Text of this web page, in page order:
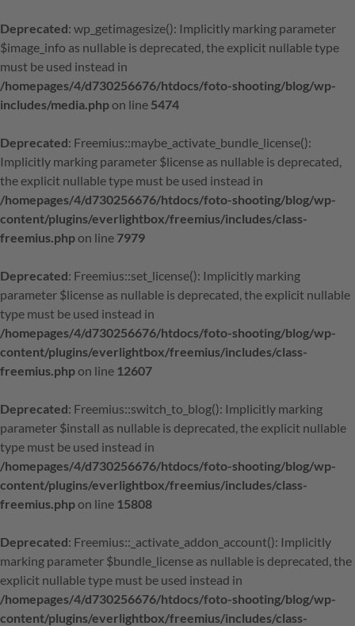
Deprecated: wp_getimagesize(): Implicitly marking parameter
$image_info as nullable is deprecated, the explicit nullable type
must be used instead in
/homepages/4/d730256676/htdocs/foto-shooting/blog/wp-
includes/media.phpon line 5474
Deprecated: Freemius::maybe_activate_bundle_license():
Implicitly marking parameter $license as nullable is deprecated,
the explicit nullable type must be used instead in
/homepages/4/d730256676/htdocs/foto-shooting/blog/wp-
content/plugins/everlightbox/freemius/includes/class-
freemius.phpon line 7979
Deprecated: Freemius::set_license(): Implicitly marking
parameter $license as nullable is deprecated, the explicit nullable
type must be used instead in
/homepages/4/d730256676/htdocs/foto-shooting/blog/wp-
content/plugins/everlightbox/freemius/includes/class-
freemius.phpon line 12607
Deprecated: Freemius::switch_to_blog(): Implicitly marking
parameter $install as nullable is deprecated, the explicit nullable
type must be used instead in
/homepages/4/d730256676/htdocs/foto-shooting/blog/wp-
content/plugins/everlightbox/freemius/includes/class-
freemius.phpon line 15808
Deprecated: Freemius::_activate_addon_account(): Implicitly
marking parameter $bundle_license as nullable is deprecated, the
explicit nullable type must be used instead in
/homepages/4/d730256676/htdocs/foto-shooting/blog/wp-
content/plugins/everlightbox/freemius/includes/class-